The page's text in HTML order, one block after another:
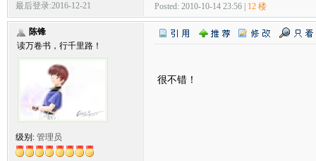
最后登录:2016-12-21
Posted: 2010-10-14 23:56 | 12 楼
陈锋
读万卷书，行千里路！
级别: 管理员
很不错！